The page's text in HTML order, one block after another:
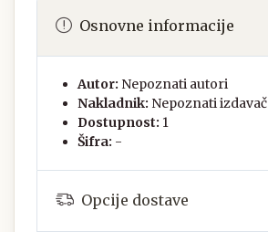
Osnovne informacije
Autor: Nepoznati autori
Nakladnik: Nepoznati izdavač
Dostupnost: 1
Šifra: -
Opcije dostave